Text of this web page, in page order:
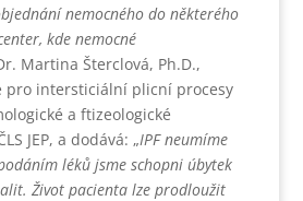
nemocného do některého
kde nemocné
Martina Šterclová, Ph.D.,
pro intersticiální plicní procesy
a ftizeologické
JEP, a dodává: „IPF neumíme
léků jsme schopni úbytek
Život pacienta lze prodloužit